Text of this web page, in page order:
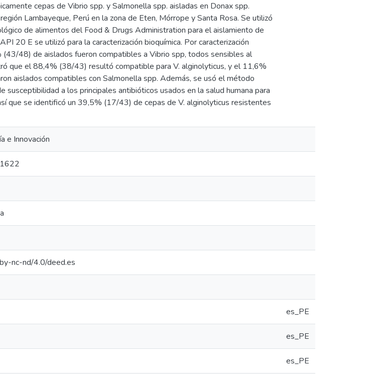
cepas de Vibrio spp. y Salmonella spp. aisladas en Donax spp.
Lambayeque, Perú en la zona de Eten, Mórrope y Santa Rosa. Se utilizó
de alimentos del Food & Drugs Administration para el aislamiento de
20 E se utilizó para la caracterización bioquímica. Por caracterización
48) de aislados fueron compatibles a Vibrio spp, todos sensibles al
que el 88,4% (38/43) resultó compatible para V. alginolyticus, y el 11,6%
aislados compatibles con Salmonella spp. Además, se usó el método
susceptibilidad a los principales antibióticos usados en la salud humana para
que se identificó un 39,5% (17/43) de cepas de V. alginolyticus resistentes
e Innovación
nc-nd/4.0/deed.es
es_PE
es_PE
es_PE